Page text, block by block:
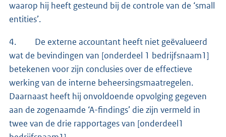
waarop hij heeft gesteund bij de controle van de ‘small
entities’.
4. De externe accountant heeft niet geëvalueerd
wat de bevindingen van [onderdeel 1 bedrijfsnaam1]
betekenen voor zijn conclusies over de effectieve
werking van de interne beheersingsmaatregelen.
Daarnaast heeft hij onvoldoende opvolging gegeven
aan de zogenaamde ‘A-findings’ die zijn vermeld in
twee van de drie rapportages van [onderdeel1